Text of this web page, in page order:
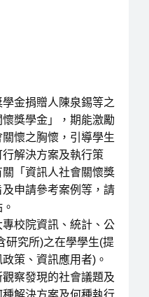
金捐贈人陳泉錫等之
獎學金」，期能激勵
懷之胸懷，引導學生
解決方案及執行策
「資訊人社會關懷獎
申請參考案例等，請
校院資訊、統計、公
研究所)之在學學生(提
策、資訊應用者)。
察發現的社會議題及
解決方案及何種執行